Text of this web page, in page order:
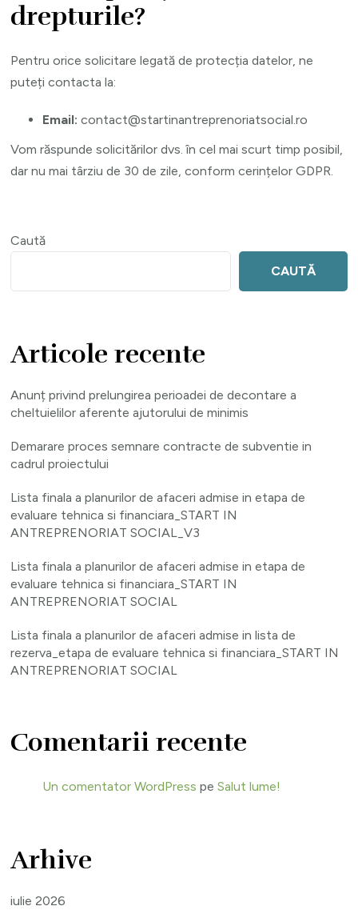
drepturile?
Pentru orice solicitare legată de protecția datelor, ne
puteți contacta la:
Email: contact@startinantreprenoriatsocial.ro
Vom răspunde solicitărilor dvs. în cel mai scurt timp posibil,
dar nu mai târziu de 30 de zile, conform cerințelor GDPR.
Caută
CAUTĂ
Articole recente
Anunț privind prelungirea perioadei de decontare a
cheltuielilor aferente ajutorului de minimis
Demarare proces semnare contracte de subventie in
cadrul proiectului
Lista finala a planurilor de afaceri admise in etapa de
evaluare tehnica si financiara_START IN
ANTREPRENORIAT SOCIAL_V3
Lista finala a planurilor de afaceri admise in etapa de
evaluare tehnica si financiara_START IN
ANTREPRENORIAT SOCIAL
Lista finala a planurilor de afaceri admise in lista de
rezerva_etapa de evaluare tehnica si financiara_START IN
ANTREPRENORIAT SOCIAL
Comentarii recente
Un comentator WordPress peSalut lume!
Arhive
iulie 2026